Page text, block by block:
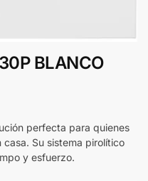
BLANCO
perfecta para quienes
Su sistema pirolítico
y esfuerzo.